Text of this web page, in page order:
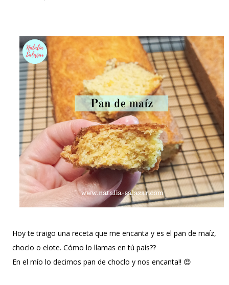
Hoy te traigo una receta que me encanta y es el pan de maíz,
choclo o elote. Cómo lo llamas en tú país??
En el mío lo decimos pan de choclo y nos encanta!! 😍